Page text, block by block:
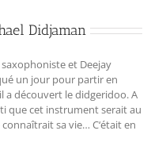
Didjaman
et Deejay
un jour pour partir en
a découvert le didgeridoo. A
que cet instrument serait au
sa vie… C‘était en